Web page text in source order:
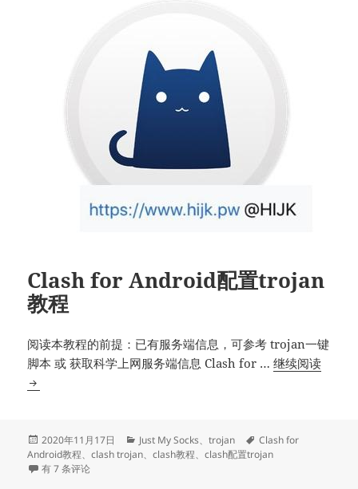
Clash for Android配置trojan
教程
阅读本教程的前提：已有服务端信息，可参考 trojan一键
脚本 或 获取科学上网服务端信息 Clash for …继续阅读Clash
发
布
于
2020年11月17日
分
类
Just My Socks、trojan
标
签
Clash for
Android教程、clash trojan、clash教程、clash配置trojan
Clash for Android配置trojan教程
有 7 条评论